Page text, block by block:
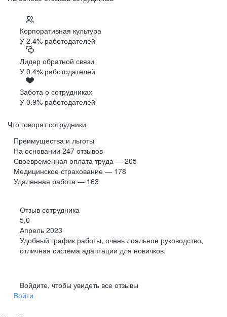
Корпоративная культура
У 2.4% работодателей
Лидер обратной связи
У 0.4% работодателей
Забота о сотрудниках
У 0.9% работодателей
Что говорят сотрудники
Преимущества и льготы
На основании 247 отзывов
Своевременная оплата труда — 205
Медицинское страхование — 178
Удаленная работа — 163
Отзыв сотрудника
5,0
Апрель 2023
Удобный график работы, очень лояльное руководство,
отличная система адаптации для новичков.
Войдите, чтобы увидеть все отзывы
Войти